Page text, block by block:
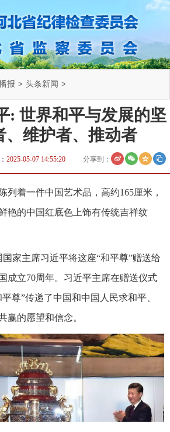
报 > 头条新闻 >
: 世界和平与发展的坚
、维护者、推动者
2025-05-07 14:55:20 分享到：
列着一件中国艺术品，高约165厘米，
艳的中国红底色上饰有传统吉祥纹
国家主席习近平将这座“和平尊”赠送给
成立70周年。习近平主席在赠送仪式
平尊”传递了中国和中国人民求和平、
赢的愿望和信念。